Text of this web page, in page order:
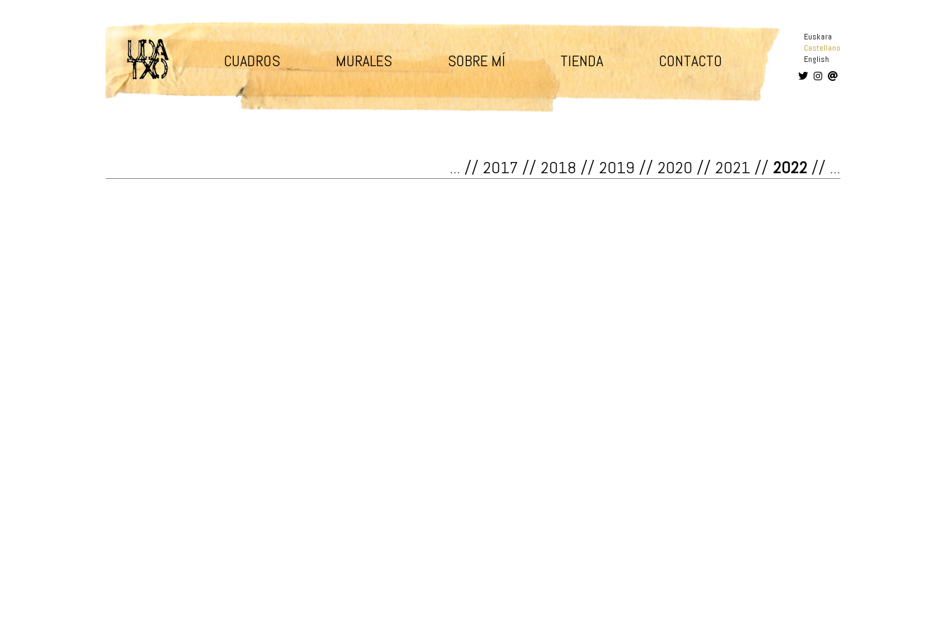
CUADROS MURALES SOBRE MÍ TIENDA CONTACTO
Euskara
Castellano
English
... // 2017 // 2018 // 2019 // 2020 // 2021 // 2022 // ...